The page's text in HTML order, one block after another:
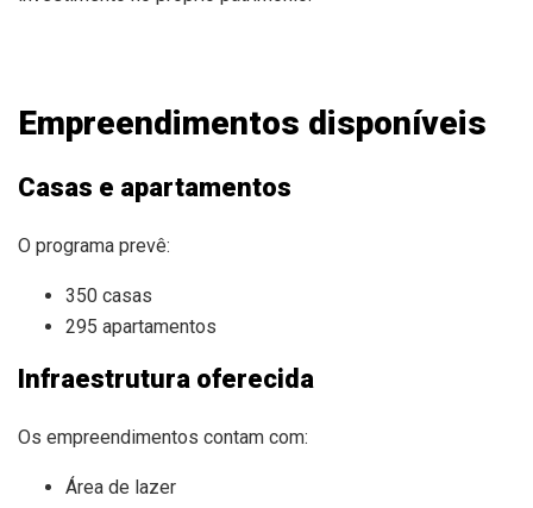
Empreendimentos disponíveis
Casas e apartamentos
O programa prevê:
350 casas
295 apartamentos
Infraestrutura oferecida
Os empreendimentos contam com:
Área de lazer